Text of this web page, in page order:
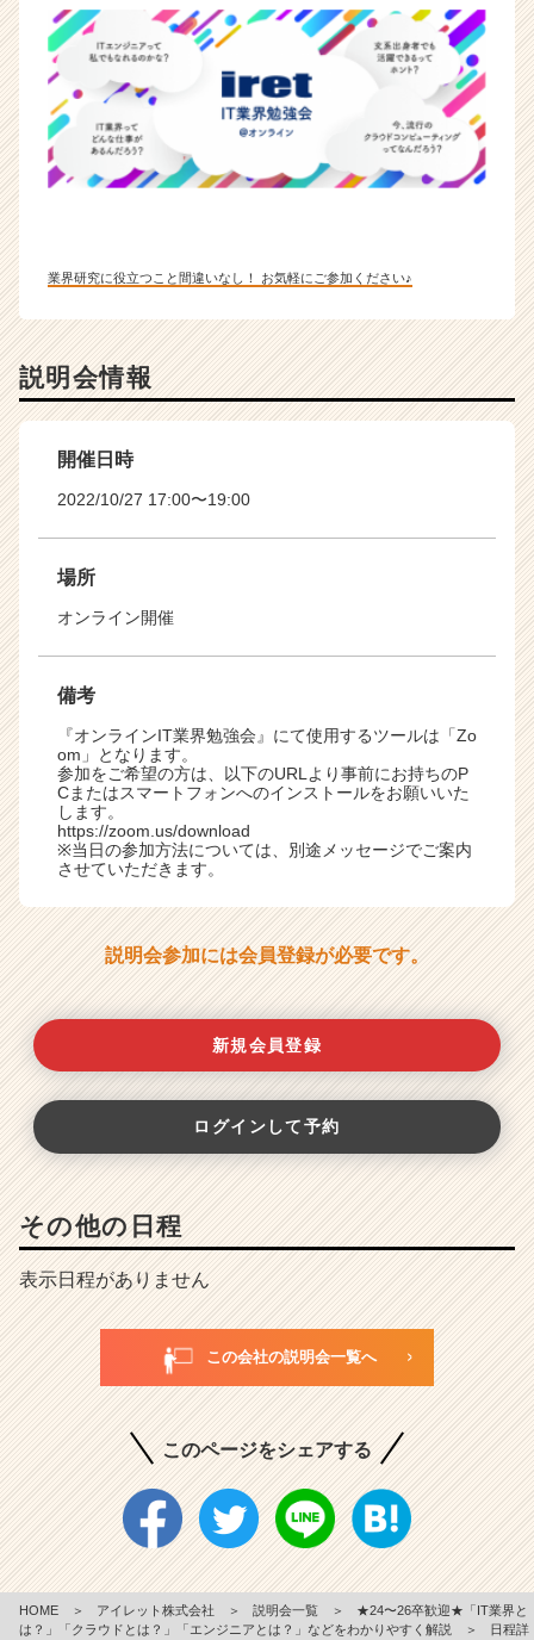
業界研究に役立つこと間違いなし！ お気軽にご参加ください♪
説明会情報
開催日時
2022/10/27 17:00〜19:00
場所
オンライン開催
備考
『オンラインIT業界勉強会』にて使用するツールは「Zo
om」となります。
参加をご希望の方は、以下のURLより事前にお持ちのP
Cまたはスマートフォンへのインストールをお願いいた
します。
https://zoom.us/download
※当日の参加方法については、別途メッセージでご案内
させていただきます。
説明会参加には会員登録が必要です。
新規会員登録
ログインして予約
その他の日程
表示日程がありません
この会社の説明会一覧へ
このページをシェアする
HOME ＞ アイレット株式会社 ＞ 説明会一覧 ＞
★24〜26卒歓迎★「IT業界と
は？」「クラウドとは？」「エンジニアとは？」などをわかりやすく解説
＞
日程詳